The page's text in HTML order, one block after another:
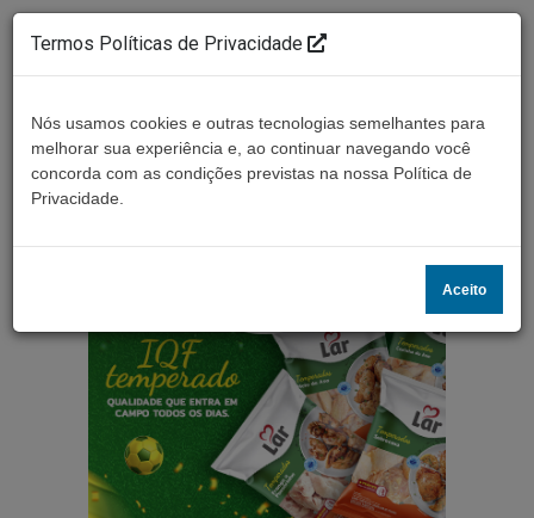
Termos Políticas de Privacidade
Nós usamos cookies e outras tecnologias semelhantes para
melhorar sua experiência e, ao continuar navegando você
concorda com as condições previstas na nossa Política de
Privacidade.
Aceito